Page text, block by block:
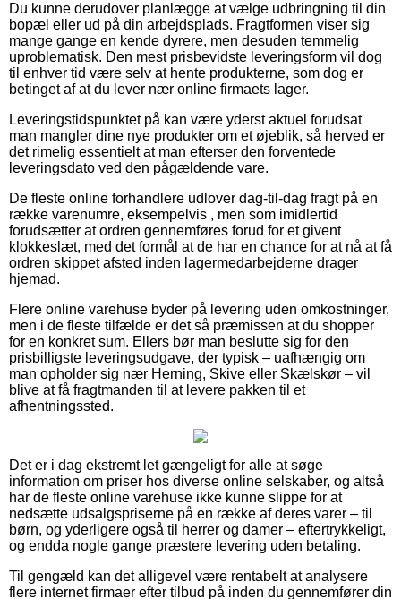
Du kunne derudover planlægge at vælge udbringning til din
bopæl eller ud på din arbejdsplads. Fragtformen viser sig
mange gange en kende dyrere, men desuden temmelig
uproblematisk. Den mest prisbevidste leveringsform vil dog
til enhver tid være selv at hente produkterne, som dog er
betinget af at du lever nær online firmaets lager.
Leveringstidspunktet på kan være yderst aktuel forudsat
man mangler dine nye produkter om et øjeblik, så herved er
det rimelig essentielt at man efterser den forventede
leveringsdato ved den pågældende vare.
De fleste online forhandlere udlover dag-til-dag fragt på en
række varenumre, eksempelvis , men som imidlertid
forudsætter at ordren gennemføres forud for et givent
klokkeslæt, med det formål at de har en chance for at nå at få
ordren skippet afsted inden lagermedarbejderne drager
hjemad.
Flere online varehuse byder på levering uden omkostninger,
men i de fleste tilfælde er det så præmissen at du shopper
for en konkret sum. Ellers bør man beslutte sig for den
prisbilligste leveringsudgave, der typisk – uafhængig om
man opholder sig nær Herning, Skive eller Skælskør – vil
blive at få fragtmanden til at levere pakken til et
afhentningssted.
Det er i dag ekstremt let gængeligt for alle at søge
information om priser hos diverse online selskaber, og altså
har de fleste online varehuse ikke kunne slippe for at
nedsætte udsalgspriserne på en række af deres varer – til
børn, og yderligere også til herrer og damer – eftertrykkeligt,
og endda nogle gange præstere levering uden betaling.
Til gengæld kan det alligevel være rentabelt at analysere
flere internet firmaer efter tilbud på inden du gennemfører din